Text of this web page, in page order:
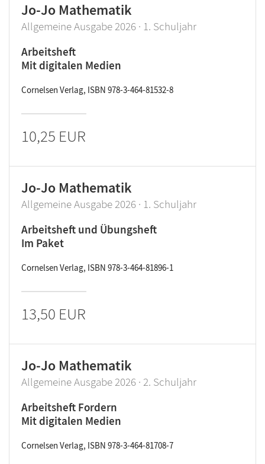
Jo-Jo Mathematik
Allgemeine Ausgabe 2026 · 1. Schuljahr
Arbeitsheft
Mit digitalen Medien
Cornelsen Verlag, ISBN 978-3-464-81532-8
10,25 EUR
Jo-Jo Mathematik
Allgemeine Ausgabe 2026 · 1. Schuljahr
Arbeitsheft und Übungsheft
Im Paket
Cornelsen Verlag, ISBN 978-3-464-81896-1
13,50 EUR
Jo-Jo Mathematik
Allgemeine Ausgabe 2026 · 2. Schuljahr
Arbeitsheft Fordern
Mit digitalen Medien
Cornelsen Verlag, ISBN 978-3-464-81708-7